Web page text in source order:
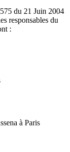
du 21 Juin 2004
responsables du
:
à Paris